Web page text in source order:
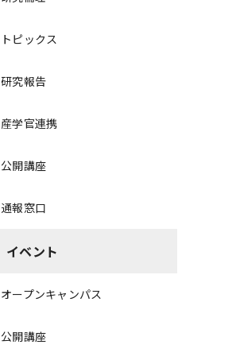
トピックス
研究報告
産学官連携
公開講座
通報窓口
イベント
オープンキャンパス
公開講座